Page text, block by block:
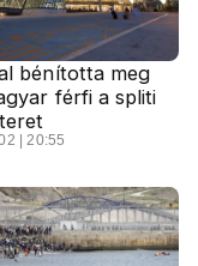
bénította meg
férfi a spliti
| 20:55